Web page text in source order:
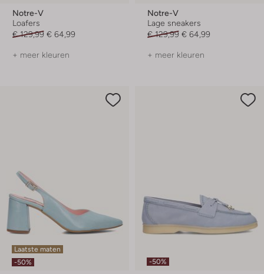
Notre-V
Loafers
€ 129,99 € 64,99
+ meer kleuren
Notre-V
Lage sneakers
€ 129,99 € 64,99
+ meer kleuren
Laatste maten
-50%
-50%